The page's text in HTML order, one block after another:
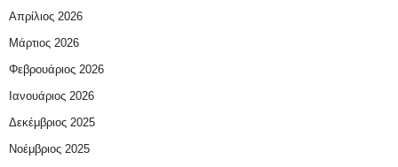
Απρίλιος 2026
Μάρτιος 2026
Φεβρουάριος 2026
Ιανουάριος 2026
Δεκέμβριος 2025
Νοέμβριος 2025